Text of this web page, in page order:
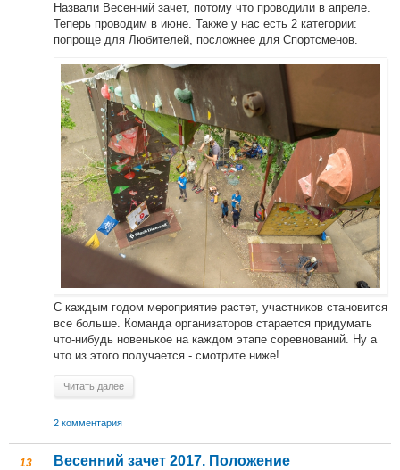
Назвали Весенний зачет, потому что проводили в апреле.
Теперь проводим в июне. Также у нас есть 2 категории:
попроще для Любителей, посложнее для Спортсменов.
С каждым годом мероприятие растет, участников становится
все больше. Команда организаторов старается придумать
что-нибудь новенькое на каждом этапе соревнований. Ну а
что из этого получается - смотрите ниже!
Читать далее
2 комментария
13 Весенний зачет 2017. Положение